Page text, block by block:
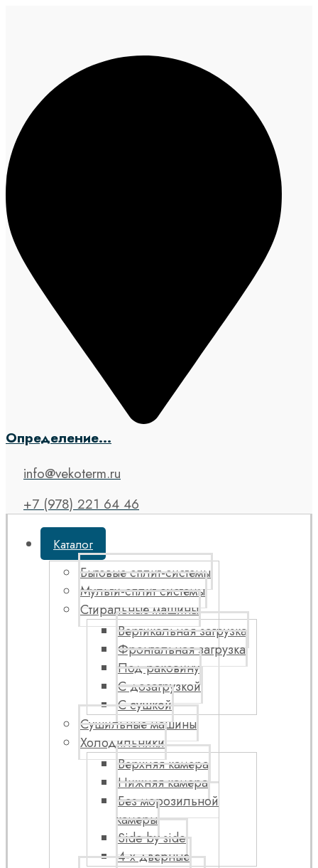
Определение...
info@vekoterm.ru
+7 (978) 221 64 46
Каталог
Бытовые сплит-системы
Мульти-сплит системы
Стиральные машины
Вертикальная загрузка
Фронтальная загрузка
Под раковину
С дозагрузкой
С сушкой
Сушильные машины
Холодильники
Верхняя камера
Нижняя камера
Без морозильной
камеры
Side by side
4-х дверные